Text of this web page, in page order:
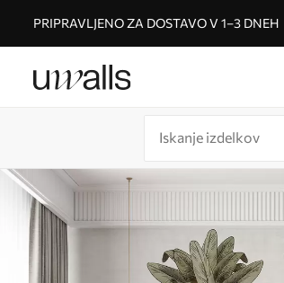
PRIPRAVLJENO ZA DOSTAVO V 1–3 DNEH